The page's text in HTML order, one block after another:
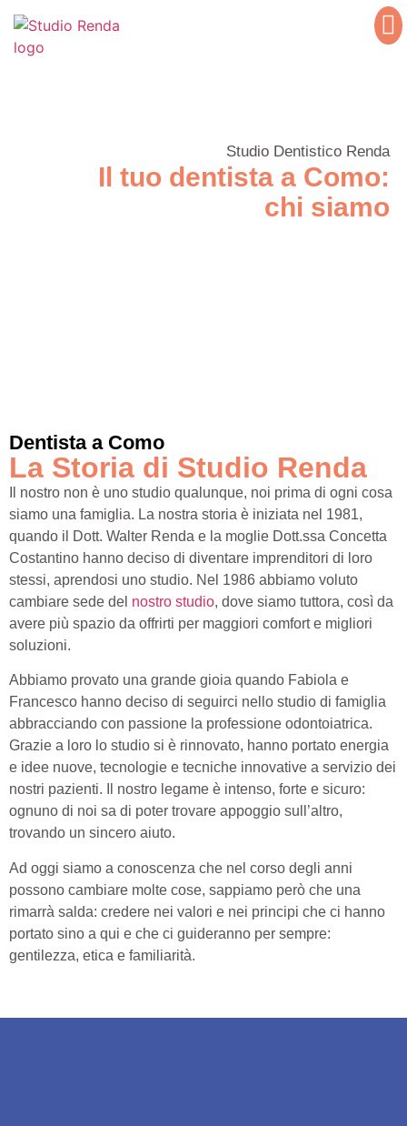
Studio Dentistico Renda
Il tuo dentista a Como:
chi siamo
Dentista a Como
La Storia di Studio Renda
Il nostro non è uno studio qualunque, noi prima di ogni cosa
siamo una famiglia. La nostra storia è iniziata nel 1981,
quando il Dott. Walter Renda e la moglie Dott.ssa Concetta
Costantino hanno deciso di diventare imprenditori di loro
stessi, aprendosi uno studio. Nel 1986 abbiamo voluto
cambiare sede del nostro studio, dove siamo tuttora, così da
avere più spazio da offrirti per maggiori comfort e migliori
soluzioni.
Abbiamo provato una grande gioia quando Fabiola e
Francesco hanno deciso di seguirci nello studio di famiglia
abbracciando con passione la professione odontoiatrica.
Grazie a loro lo studio si è rinnovato, hanno portato energia
e idee nuove, tecnologie e tecniche innovative a servizio dei
nostri pazienti. Il nostro legame è intenso, forte e sicuro:
ognuno di noi sa di poter trovare appoggio sull’altro,
trovando un sincero aiuto.
Ad oggi siamo a conoscenza che nel corso degli anni
possono cambiare molte cose, sappiamo però che una
rimarrà salda: credere nei valori e nei principi che ci hanno
portato sino a qui e che ci guideranno per sempre:
gentilezza, etica e familiarità.